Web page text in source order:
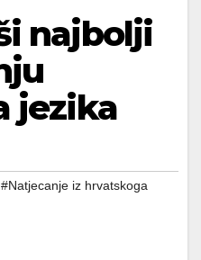
najbolji
jezika
#Natjecanje iz hrvatskoga